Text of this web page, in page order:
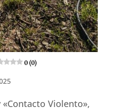
0 (0)
«Contacto Violento»,